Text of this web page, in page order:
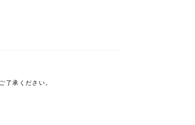
了承ください。